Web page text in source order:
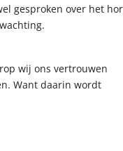
gesproken over het
wij ons vertrouwen
Want daarin wordt